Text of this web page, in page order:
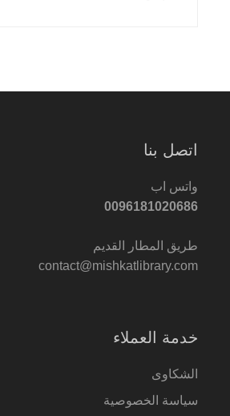
اتصل بنا
واتس اب
0096181020686
طريق المطار القديم
contact@mishkatlibrary.com
خدمة العملاء
الشكاوى
سياسة الخصوصية